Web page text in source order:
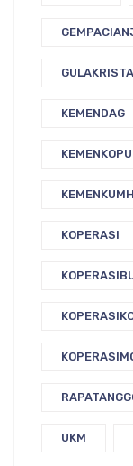
KEMENDAG
KOPERASI
UKM